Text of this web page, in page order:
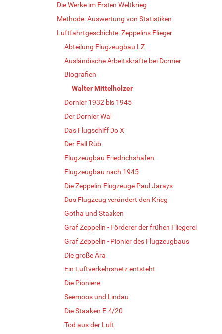
Die Werke im Ersten Weltkrieg
Methode: Auswertung von Statistiken
Luftfahrtgeschichte: Zeppelins Flieger
Abteilung Flugzeugbau LZ
Ausländische Arbeitskräfte bei Dornier
Biografien
Walter Mittelholzer
Dornier 1932 bis 1945
Der Dornier Wal
Das Flugschiff Do X
Der Fall Rüb
Flugzeugbau Friedrichshafen
Flugzeugbau nach 1945
Die Zeppelin-Flugzeuge Paul Jarays
Das Flugzeug verändert den Krieg
Gotha und Staaken
Graf Zeppelin - Förderer der frühen Fliegerei
Graf Zeppelin - Pionier des Flugzeugbaus
Die große Ära
Ein Luftverkehrsnetz entsteht
Die Pioniere
Seemoos und Lindau
Die Staaken E.4/20
Tod aus der Luft